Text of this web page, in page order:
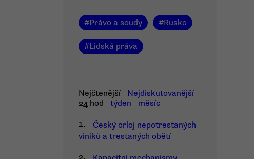
#Právo a soudy #Rusko
#Lidská práva
Nejčtenější
Nejdiskutovanější
24 hod
týden
měsíc
1.
Český orloj nepotrestaných
viníků a trestaných obětí
2.